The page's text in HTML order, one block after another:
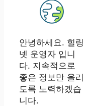
안녕하세요. 힐링
넷 운영자 입니
다. 지속적으로
좋은 정보만 올리
도록 노력하겠습
니다.